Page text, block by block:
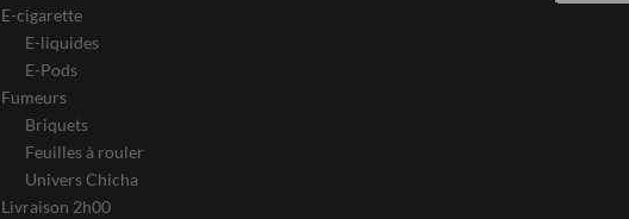
E-cigarette
E-liquides
E-Pods
Fumeurs
Briquets
Feuilles à rouler
Univers Chicha
Livraison 2h00